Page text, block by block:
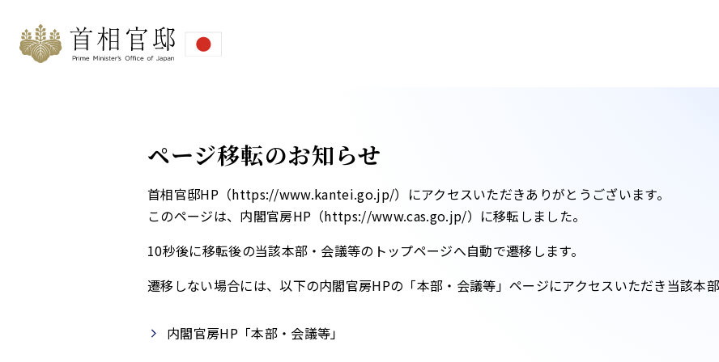
ページ移転のお知らせ
首相官邸HP（https://www.kantei.go.jp/）にアクセスいただきありがとうございます。
このページは、内閣官房HP（https://www.cas.go.jp/）に移転しました。​
10秒後に移転後の当該本部・会議等のトップページへ自動で遷移します。​
遷移しない場合には、以下の内閣官房HPの「本部・会議等」ページにアクセスいただき当該本
内閣官房HP「本部・会議等」​